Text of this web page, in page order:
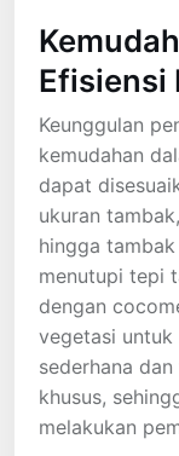
Efisiensi
Keunggulan
kemudahan
dapat
ukuran
hingga
menutupi tepi
dengan
vegetasi untuk
sederhana
khusus,
melakukan